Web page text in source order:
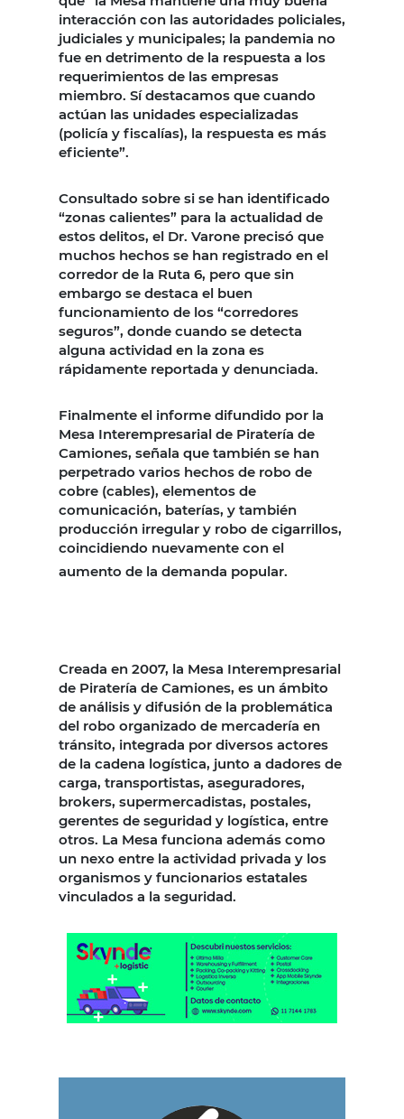
interacción con las autoridades policiales,
judiciales y municipales; la pandemia no
fue en detrimento de la respuesta a los
requerimientos de las empresas
miembro. Sí destacamos que cuando
actúan las unidades especializadas
(policía y fiscalías), la respuesta es más
eficiente”.
Consultado sobre si se han identificado
“zonas calientes” para la actualidad de
estos delitos, el Dr. Varone precisó que
muchos hechos se han registrado en el
corredor de la Ruta 6, pero que sin
embargo se destaca el buen
funcionamiento de los “corredores
seguros”, donde cuando se detecta
alguna actividad en la zona es
rápidamente reportada y denunciada.
Finalmente el informe difundido por la
Mesa Interempresarial de Piratería de
Camiones, señala que también se han
perpetrado varios hechos de robo de
cobre (cables), elementos de
comunicación, baterías, y también
producción irregular y robo de cigarrillos,
coincidiendo nuevamente con el
aumento de la demanda popular.
Creada en 2007, la Mesa Interempresarial
de Piratería de Camiones, es un ámbito
de análisis y difusión de la problemática
del robo organizado de mercadería en
tránsito, integrada por diversos actores
de la cadena logística, junto a dadores de
carga, transportistas, aseguradores,
brokers, supermercadistas, postales,
gerentes de seguridad y logística, entre
otros. La Mesa funciona además como
un nexo entre la actividad privada y los
organismos y funcionarios estatales
vinculados a la seguridad.